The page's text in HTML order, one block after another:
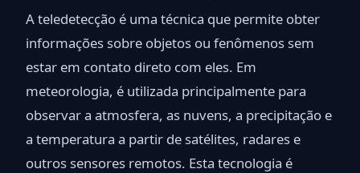
A teledetecção é uma técnica que permite obter
informações sobre objetos ou fenômenos sem
estar em contato direto com eles. Em
meteorologia, é utilizada principalmente para
observar a atmosfera, as nuvens, a precipitação e
a temperatura a partir de satélites, radares e
outros sensores remotos. Esta tecnologia é